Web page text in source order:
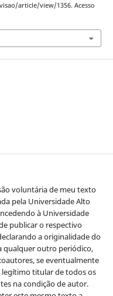
article/view/1356. Acesso
voluntária de meu texto
pela Universidade Alto
à Universidade
publicar o respectivo
a originalidade do
qualquer outro periódico,
se eventualmente
titular de todos os
na condição de autor.